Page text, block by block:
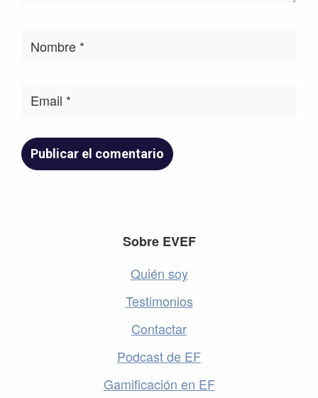
Sobre EVEF
Quién soy
Testimonios
Contactar
Podcast de EF
Gamificación en EF